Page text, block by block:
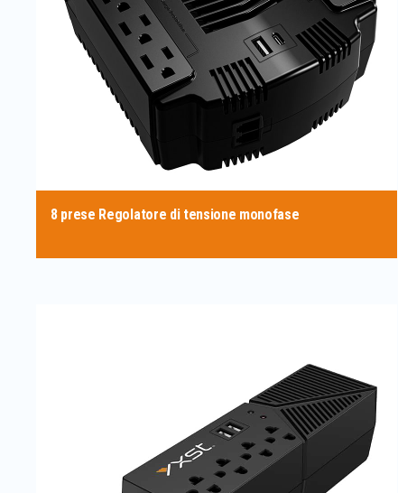
8 prese Regolatore di tensione monofase